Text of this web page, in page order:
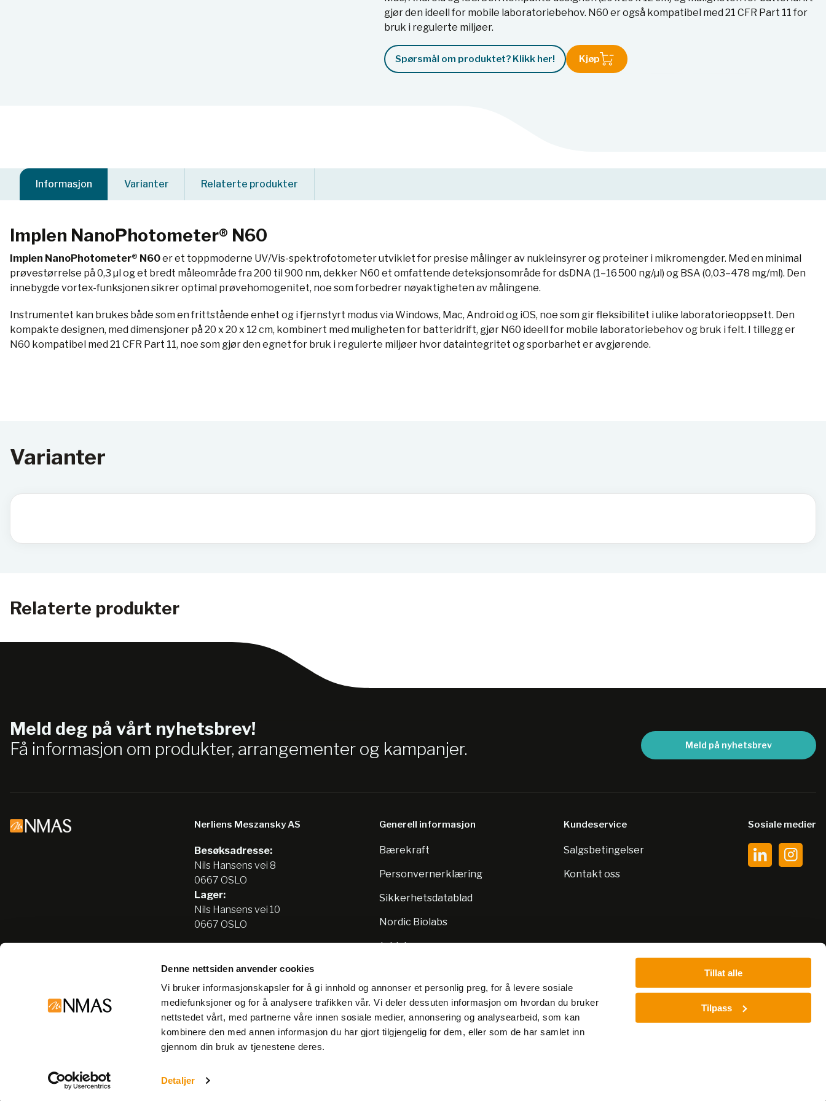
Denne nettsiden anvender cookies
Vi bruker informasjonskapsler for å gi innhold og annonser et personlig preg, for å levere sosiale
mediefunksjoner og for å analysere trafikken vår. Vi deler dessuten informasjon om hvordan du bruker
nettstedet vårt, med partnerne våre innen sosiale medier, annonsering og analysearbeid, som kan
kombinere den med annen informasjon du har gjort tilgjengelig for dem, eller som de har samlet inn
gjennom din bruk av tjenestene deres.
Detaljer
Tillat alle
Tilpass
gjør den ideell for mobile laboratoriebehov. N60 er også kompatibel med 21 CFR Part 11 for
bruk i regulerte miljøer.
Spørsmål om produktet? Klikk her! Kjøp
Informasjon Varianter Relaterte produkter
Implen NanoPhotometer® N60
Implen NanoPhotometer® N60er et toppmoderne UV/Vis-spektrofotometer utviklet for presise målinger av nukleinsyrer og proteiner i mikromengder. Med en minimal
prøvestørrelse på 0,3 µl og et bredt måleområde fra 200 til 900 nm, dekker N60 et omfattende deteksjonsområde for dsDNA (1–16 500 ng/µl) og BSA (0,03–478 mg/ml). Den
innebygde vortex-funksjonen sikrer optimal prøvehomogenitet, noe som forbedrer nøyaktigheten av målingene.
Instrumentet kan brukes både som en frittstående enhet og i fjernstyrt modus via Windows, Mac, Android og iOS, noe som gir fleksibilitet i ulike laboratorieoppsett. Den
kompakte designen, med dimensjoner på 20 x 20 x 12 cm, kombinert med muligheten for batteridrift, gjør N60 ideell for mobile laboratoriebehov og bruk i felt. I tillegg er
N60 kompatibel med 21 CFR Part 11, noe som gjør den egnet for bruk i regulerte miljøer hvor dataintegritet og sporbarhet er avgjørende.
Varianter
Relaterte produkter
Meld deg på vårt nyhetsbrev!
Få informasjon om produkter, arrangementer og kampanjer.
Meld på nyhetsbrev
Nerliens Meszansky AS
Besøksadresse:
Nils Hansens vei 8
0667 OSLO
Lager:
Nils Hansens vei 10
0667 OSLO
info@nmas.no
Generell informasjon
Bærekraft
Personvernerklæring
Sikkerhetsdatablad
Nordic Biolabs
Jobb hos oss
Kundeservice
Salgsbetingelser
Kontakt oss
Sosiale medier
© Nerliens Meszansky 2026